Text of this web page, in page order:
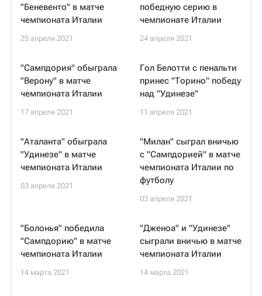
"Беневенто" в матче
чемпионата Италии
25 апреля 2021
победную серию в
чемпионате Италии
24 апреля 2021
"Сампдория" обыграла
"Верону" в матче
чемпионата Италии
17 апреля 2021
Гол Белотти с пенальти
принес "Торино" победу
над "Удинезе"
11 апреля 2021
"Аталанта" обыграла
"Удинезе" в матче
чемпионата Италии
03 апреля 2021
"Милан" сыграл вничью
с "Сампдорией" в матче
чемпионата Италии по
футболу
03 апреля 2021
"Болонья" победила
"Сампдорию" в матче
чемпионата Италии
14 марта 2021
"Дженоа" и "Удинезе"
сыграли вничью в матче
чемпионата Италии
14 марта 2021